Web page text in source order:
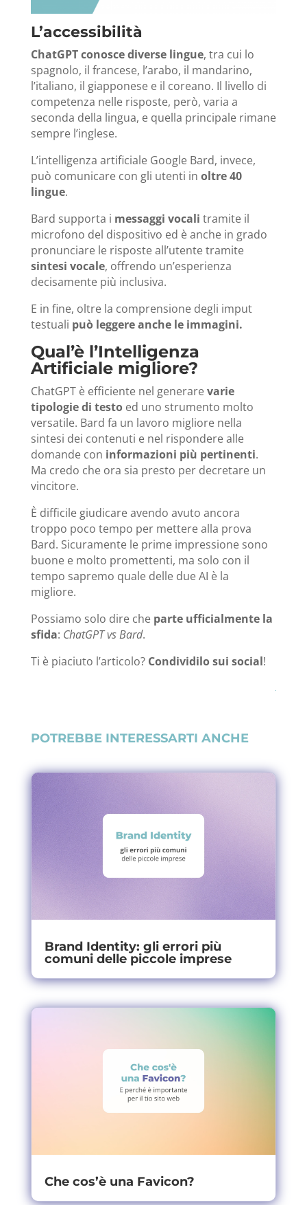
L’accessibilità
ChatGPT conosce diverse lingue, tra cui lo
spagnolo, il francese, l’arabo, il mandarino,
l’italiano, il giapponese e il coreano. Il livello di
competenza nelle risposte, però, varia a
seconda della lingua, e quella principale rimane
sempre l’inglese.
L’intelligenza artificiale Google Bard, invece,
può comunicare con gli utenti in oltre 40
lingue.
Bard supporta i messaggi vocali tramite il
microfono del dispositivo ed è anche in grado
pronunciare le risposte all’utente tramite
sintesi vocale, offrendo un’esperienza
decisamente più inclusiva.
E in fine, oltre la comprensione degli imput
testuali può leggere anche le immagini.
Qual’è l’Intelligenza
Artificiale migliore?
ChatGPT è efficiente nel generarevarie
tipologie di testoed uno strumento molto
versatile. Bard fa un lavoro migliore nella
sintesi dei contenuti e nel rispondere alle
domande con informazioni più pertinenti.
Ma credo che ora sia presto per decretare un
vincitore.
È difficile giudicare avendo avuto ancora
troppo poco tempo per mettere alla prova
Bard. Sicuramente le prime impressione sono
buone e molto promettenti, ma solo con il
tempo sapremo quale delle due AI è la
migliore.
Possiamo solo dire che parte ufficialmente la
sfida: ChatGPT vs Bard.
Ti è piaciuto l’articolo? Condividilo sui social!
POTREBBE INTERESSARTI ANCHE
Brand Identity: gli errori più
comuni delle piccole imprese
Che cos’è una Favicon?